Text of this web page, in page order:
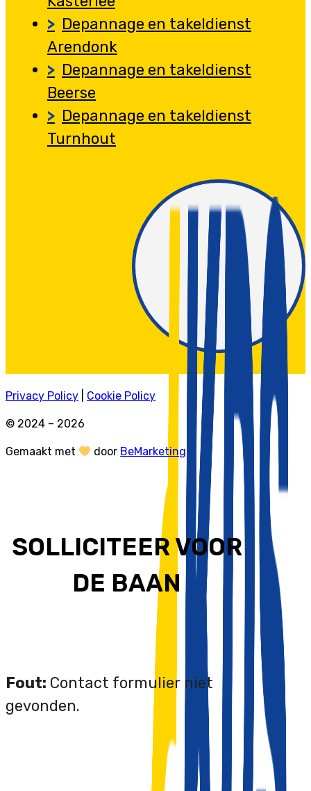
Depannage en takeldienst
Arendonk
Depannage en takeldienst
Beerse
Depannage en takeldienst
Turnhout
Privacy Policy Cookie Policy
© 2024 – 2026
Gemaakt met door BeMarketing
SOLLICITEER VOOR
DE BAAN
Fout: Contact formulier niet
gevonden.